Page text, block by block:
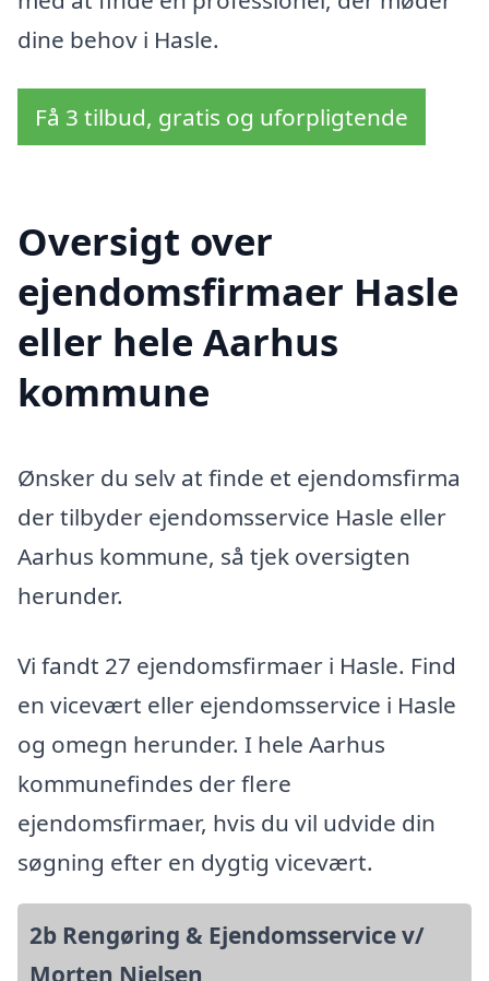
dine behov i Hasle.
Få 3 tilbud, gratis og uforpligtende
Oversigt over
ejendomsfirmaer Hasle
eller hele Aarhus
kommune
Ønsker du selv at finde et ejendomsfirma
der tilbyder ejendomsservice Hasle eller
Aarhus kommune, så tjek oversigten
herunder.
Vi fandt 27 ejendomsfirmaer i Hasle. Find
en vicevært eller ejendomsservice i Hasle
og omegn herunder. I hele Aarhus
kommunefindes der flere
ejendomsfirmaer, hvis du vil udvide din
søgning efter en dygtig vicevært.
2b Rengøring & Ejendomsservice v/
Morten Nielsen